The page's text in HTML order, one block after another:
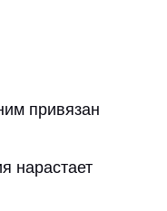
привязан
нарастает